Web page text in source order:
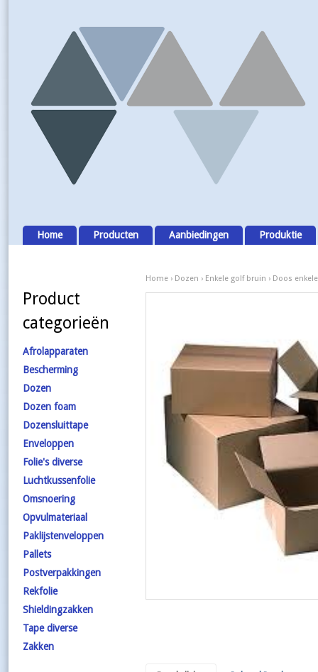
Home Producten Aanbiedingen Produktie
Home› Dozen › Enkele golf bruin › Doos
Product
categorieën
Afrolapparaten
Bescherming
Dozen
Dozen foam
Dozensluittape
Enveloppen
Folie's diverse
Luchtkussenfolie
Omsnoering
Opvulmateriaal
Paklijstenveloppen
Pallets
Postverpakkingen
Rekfolie
Shieldingzakken
Tape diverse
Zakken